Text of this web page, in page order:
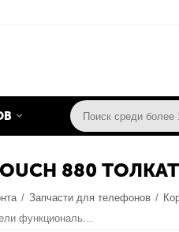
TOUCH 880
/ Запчасти для телефонов /
Alcatel One Touch 880 Толкатели функциональных клавиш (original)